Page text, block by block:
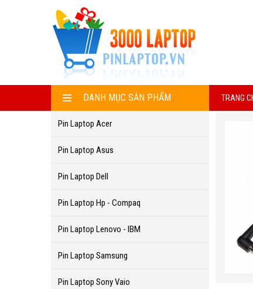
TRANG
DANH MỤC SẢN PHẨM
Pin Laptop Acer
Pin Laptop Asus
Pin Laptop Dell
Pin Laptop Hp - Compaq
Pin Laptop Lenovo - IBM
Pin Laptop Samsung
Pin Laptop Sony Vaio